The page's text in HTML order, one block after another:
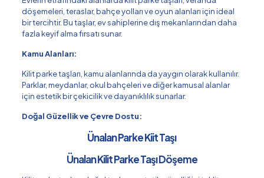
döşemeleri, teraslar, bahçe yolları ve oyun alanları için ideal
bir tercihtir. Bu taşlar, ev sahiplerine dış mekanlarından daha
fazla keyif alma fırsatı sunar.
Kamu Alanları:
Kilit parke taşları, kamu alanlarında da yaygın olarak kullanılır.
Parklar, meydanlar, okul bahçeleri ve diğer kamusal alanlar
için estetik bir çekicilik ve dayanıklılık sunarlar.
Doğal Güzellik ve Çevre Dostu:
Ünalan Parke Kiit Taşı
Ünalan Kilit Parke Taşı Döşeme